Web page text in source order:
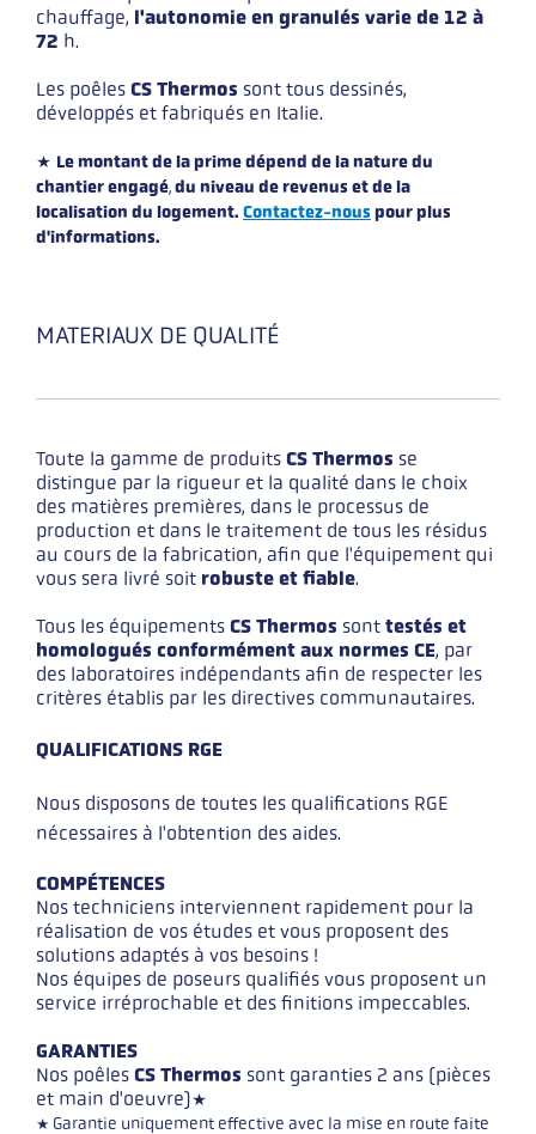
chauffage, l'autonomie en granulés varie de 12 à
72 h.
Les poêles CS Thermos sont tous dessinés,
développés et fabriqués en Italie.
* Le montant de la prime dépend de la nature du
chantier engagé,du niveau de revenus et de la
localisation du logement. Contactez-nous pour plus
d'informations.
MATERIAUX DE QUALITÉ
Toute la gamme de produits CS Thermos se
distingue par la rigueur et la qualité dans le choix
des matières premières, dans le processus de
production et dans le traitement de tous les résidus
au cours de la fabrication, afin que l'équipement qui
vous sera livré soit robuste et fiable.
Tous les équipements CS Thermos sont testés et
homologués conformément aux normes CE, par
des laboratoires indépendants afin de respecter les
critères établis par les directives communautaires.
QUALIFICATIONS RGE
Nous disposons de toutes les qualifications RGE
nécessaires à l'obtention des aides.
COMPÉTENCES
Nos techniciens interviennent rapidement pour la
réalisation de vos études et vous proposent des
solutions adaptés à vos besoins !
Nos équipes de poseurs qualifiés vous proposent un
service irréprochable et des finitions impeccables.
GARANTIES
Nos poêles CS Thermos sont garanties 2 ans (pièces
et main d'oeuvre)*
* Garantie uniquement effective avec la mise en route faite